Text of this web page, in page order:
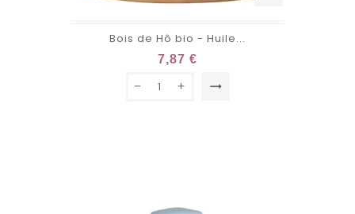
Bois de Hô bio - Huile...
7,87 €
trending_flat